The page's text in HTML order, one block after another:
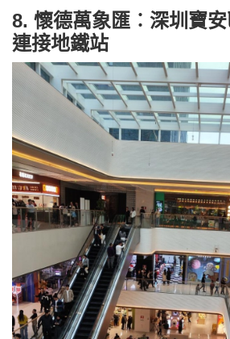
8. 懷德萬象匯︰深圳寶
連接地鐵站